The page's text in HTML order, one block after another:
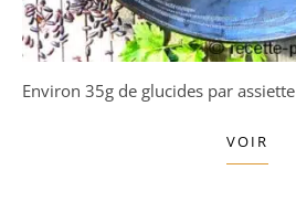
Environ 35g de glucides par assiette
VOIR